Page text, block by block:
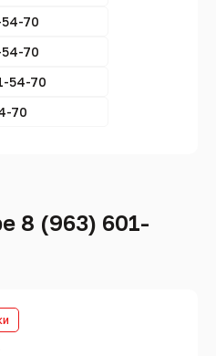
70
70
54-70
70
8 (963) 601-